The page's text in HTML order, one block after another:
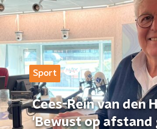
Sport
Cees-Rein van den
'Bewust op afstand